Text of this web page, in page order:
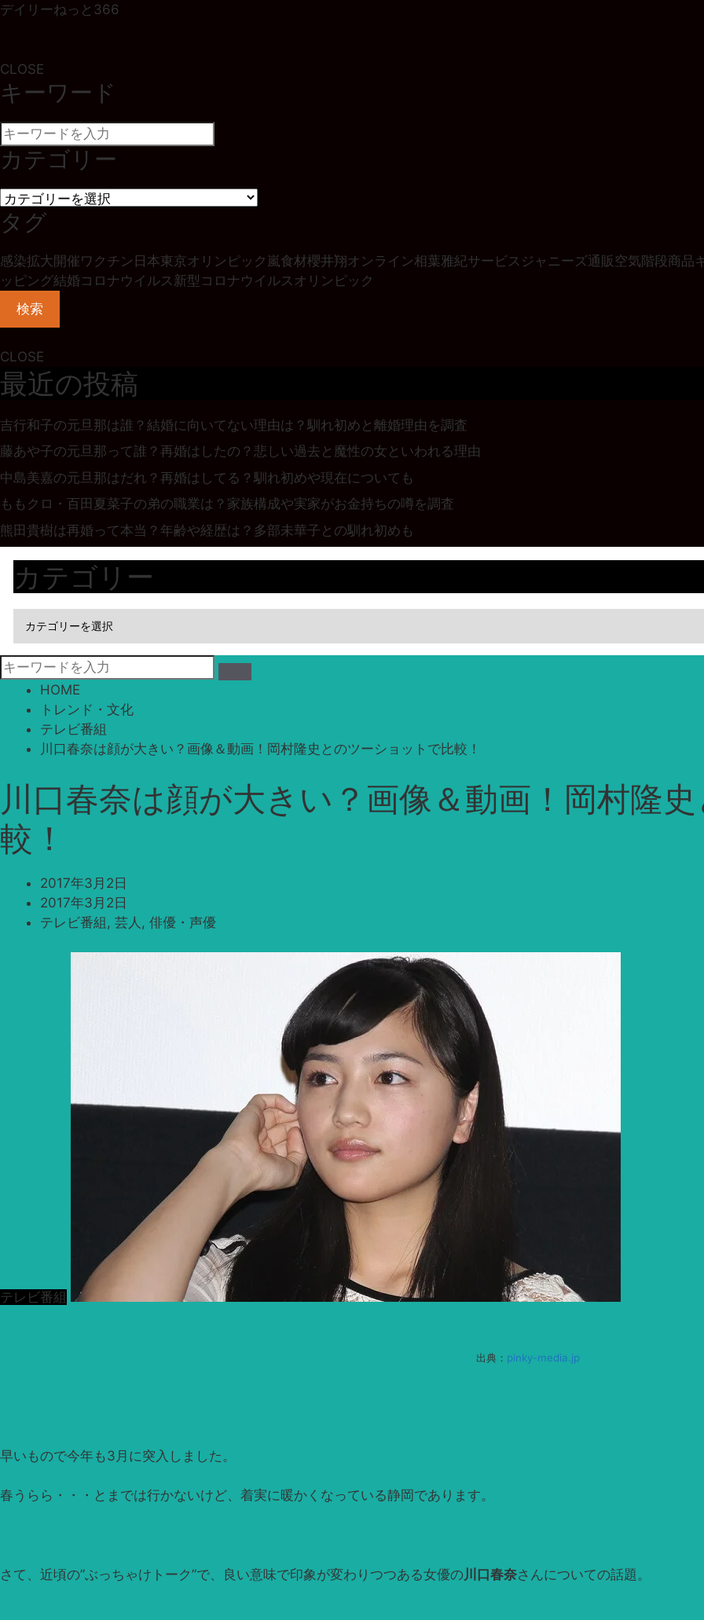
デイリーねっと366
CLOSE
キーワード
カテゴリー
タグ
感染拡大開催ワクチン 日本東京オリンピック 嵐 食材櫻井翔オンライン相葉雅紀サービス ジャニーズ通販 空気階段商品
ッピング結婚 コロナウイルス 新型コロナウイルス オリンピック
検索
CLOSE
最近の投稿
吉行和子の元旦那は誰？結婚に向いてない理由は？馴れ初めと離婚理由を調査
藤あや子の元旦那って誰？再婚はしたの？悲しい過去と魔性の女といわれる理由
中島美嘉の元旦那はだれ？再婚はしてる？馴れ初めや現在についても
ももクロ・百田夏菜子の弟の職業は？家族構成や実家がお金持ちの噂を調査
熊田貴樹は再婚って本当？年齢や経歴は？多部未華子との馴れ初めも
カテゴリー
HOME
トレンド・文化
テレビ番組
川口春奈は顔が大きい？画像＆動画！岡村隆史とのツーショットで比較！
川口春奈は顔が大きい？画像＆動画！岡村隆
較！
2017年3月2日
2017年3月2日
テレビ番組 , 芸人 , 俳優・声優
テレビ番組
出典： pinky-media.jp
早いもので今年も3月に突入しました。
春うらら・・・とまでは行かないけど、着実に暖かくなっている静岡であります。
さて、近頃の”ぶっちゃけトーク”で、良い意味で印象が変わりつつある女優の川口春奈さんについての話題。